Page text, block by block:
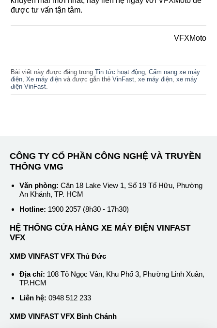
được tư vấn tận tâm.
VFXMoto
Bài viết này được đăng trong Tin tức hoạt động Cẩm nang xe máy
điện Xe máy điện và được gắn thẻ VinFast xe máy điện xe máy
điện VinFast
CÔNG TY CỔ PHẦN CÔNG NGHỆ VÀ TRUYỀN
THÔNG VMG
Văn phòng: Căn 18 Lake View 1, Số 19 Tố Hữu, Phường
An Khánh, TP. HCM
Hotline: 1900 2057 (8h30 - 17h30)
HỆ THỐNG CỬA HÀNG XE MÁY ĐIỆN VINFAST
VFX
XMĐ VINFAST VFX Thủ Đức
Địa chỉ: 108 Tô Ngọc Vân, Khu Phố 3, Phường Linh Xuân,
TP.HCM
Liên hệ: 0948 512 233
XMĐ VINFAST VFX Bình Chánh